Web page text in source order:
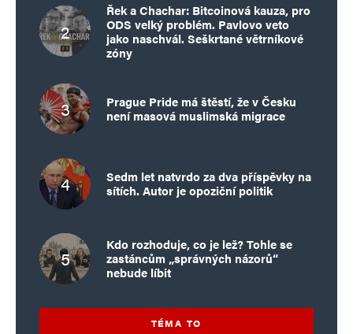
Řek a Chachar: Bitcoinová kauza, pro
ODS velký problém. Pavlovo veto
jako naschvál. Seškrtané větrníkové
zóny
Prague Pride má štěstí, že v Česku
není masová muslimská migrace
Sedm let natvrdo za dva příspěvky na
sítích. Autor je opoziční politik
Kdo rozhoduje, co je lež? Tohle se
zastáncům „správných názorů“
nebude líbit
TÉMA TO